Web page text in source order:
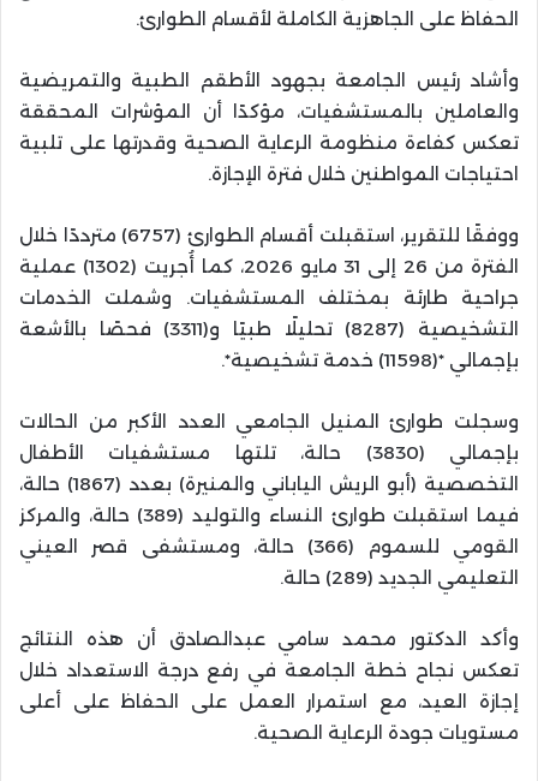
الحفاظ على الجاهزية الكاملة لأقسام الطوارئ.
وأشاد رئيس الجامعة بجهود الأطقم الطبية والتمريضية
والعاملين بالمستشفيات، مؤكدًا أن المؤشرات المحققة
تعكس كفاءة منظومة الرعاية الصحية وقدرتها على تلبية
احتياجات المواطنين خلال فترة الإجازة.
ووفقًا للتقرير، استقبلت أقسام الطوارئ (6757) مترددًا خلال
الفترة من 26 إلى 31 مايو 2026، كما أُجريت (1302) عملية
جراحية طارئة بمختلف المستشفيات. وشملت الخدمات
التشخيصية (8287) تحليلًا طبيًا و(3311) فحصًا بالأشعة
بإجمالي *(11598) خدمة تشخيصية*.
وسجلت طوارئ المنيل الجامعي العدد الأكبر من الحالات
بإجمالي (3830) حالة، تلتها مستشفيات الأطفال
التخصصية (أبو الريش الياباني والمنيرة) بعدد (1867) حالة،
فيما استقبلت طوارئ النساء والتوليد (389) حالة، والمركز
القومي للسموم (366) حالة، ومستشفى قصر العيني
التعليمي الجديد (289) حالة.
وأكد الدكتور محمد سامي عبدالصادق أن هذه النتائج
تعكس نجاح خطة الجامعة في رفع درجة الاستعداد خلال
إجازة العيد، مع استمرار العمل على الحفاظ على أعلى
مستويات جودة الرعاية الصحية.